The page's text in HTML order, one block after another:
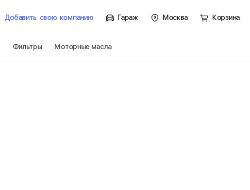
Добавить свою компанию Гараж Москва Корзина
Фильтры Моторные масла